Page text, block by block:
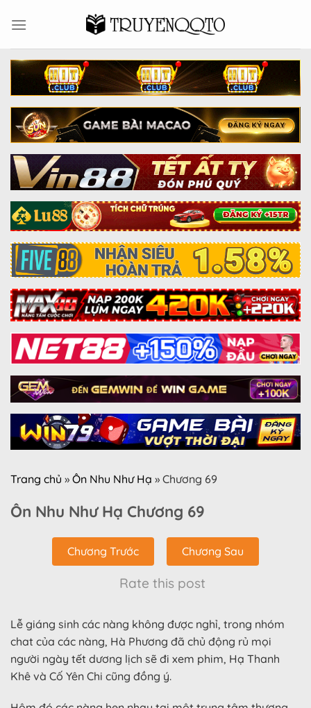
Trang chủ » Ôn Nhu Như Hạ » Chương 69
Ôn Nhu Như Hạ Chương 69
Chương Trước Chương Sau
Rate this post
Lễ giáng sinh các nàng không được nghỉ, trong nhóm
chat của các nàng, Hà Phương đã chủ động rủ mọi
người ngày tết dương lịch sẽ đi xem phim, Hạ Thanh
Khê và Cố Yên Chi cũng đồng ý.